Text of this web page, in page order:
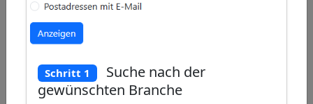
polygon
a
rectangle
Draw
a
circle
Edit
layers
Schritt 1
Suche nach der
gewünschten Branche